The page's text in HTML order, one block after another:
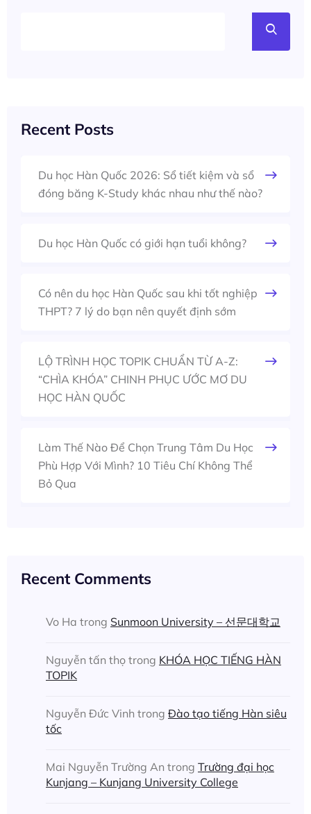
Recent Posts
Du học Hàn Quốc 2026: Sổ tiết kiệm và sổ
đóng băng K-Study khác nhau như thế nào?
Du học Hàn Quốc có giới hạn tuổi không?
Có nên du học Hàn Quốc sau khi tốt nghiệp
THPT? 7 lý do bạn nên quyết định sớm
LỘ TRÌNH HỌC TOPIK CHUẨN TỪ A-Z:
“CHÌA KHÓA” CHINH PHỤC ƯỚC MƠ DU
HỌC HÀN QUỐC
Làm Thế Nào Để Chọn Trung Tâm Du Học
Phù Hợp Với Mình? 10 Tiêu Chí Không Thể
Bỏ Qua
Recent Comments
Vo Ha trong Sunmoon University – 선문대학교
Nguyễn tấn thọ trong KHÓA HỌC TIẾNG HÀN
TOPIK
Nguyễn Đức Vinh trong Đào tạo tiếng Hàn siêu
tốc
Mai Nguyễn Trường An trong Trường đại học
Kunjang – Kunjang University College